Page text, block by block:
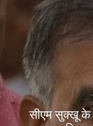
सीएम सुक्खू के